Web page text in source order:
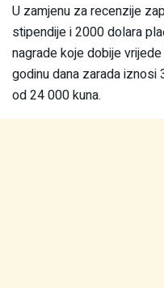
U zamjenu za recenzije
stipendije i 2000 dolara
nagrade koje dobije
godinu dana zarada
od 24 000 kuna.